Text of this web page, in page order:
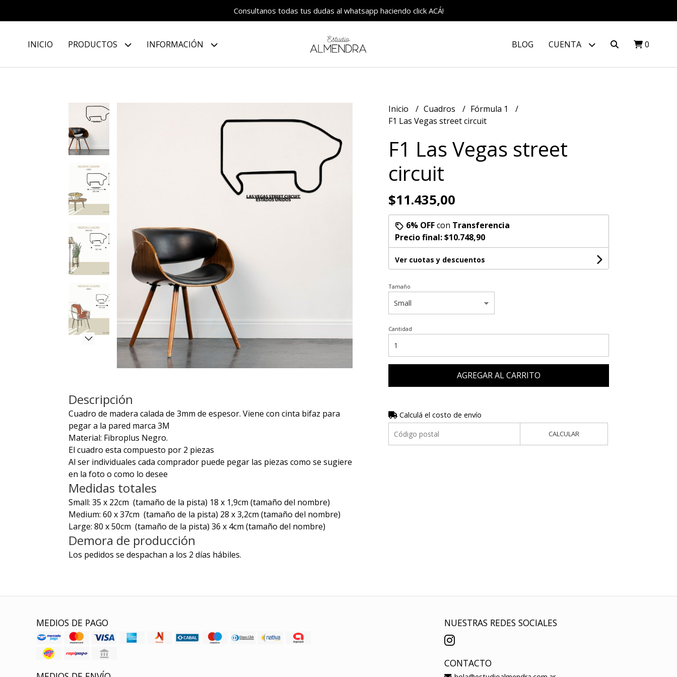
Consultanos todas tus dudas al whatsapp haciendo click ACÁ!
INICIO PRODUCTOS INFORMACIÓN BLOG CUENTA 0
Descripción
Cuadro de madera calada de 3mm de espesor. Viene con cinta bifaz para
pegar a la pared marca 3M
Material: Fibroplus Negro.
El cuadro esta compuesto por 2 piezas
Al ser individuales cada comprador puede pegar las piezas como se sugiere
en la foto o como lo desee
Medidas totales
Small: 35 x 22cm (tamaño de la pista) 18 x 1,9cm (tamaño del nombre)
Medium: 60 x 37cm (tamaño de la pista) 28 x 3,2cm (tamaño del nombre)
Large: 80 x 50cm (tamaño de la pista) 36 x 4cm (tamaño del nombre)
Demora de producción
Los pedidos se despachan a los 2 días hábiles.
Inicio Cuadros
Fórmula 1
F1 Las Vegas street circuit
F1 Las Vegas street
circuit
$11.435,00
6% OFFcon Transferencia
Precio final:$10.748,90
Ver cuotas y descuentos
Tamaño
Cantidad
AGREGAR AL CARRITO
Calculá el costo de envío
CALCULAR
MEDIOS DE PAGO NUESTRAS REDES SOCIALES
CONTACTO